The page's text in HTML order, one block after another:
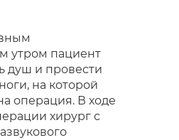
утром пациент
душ и провести
на которой
операция. В ходе
хирург с